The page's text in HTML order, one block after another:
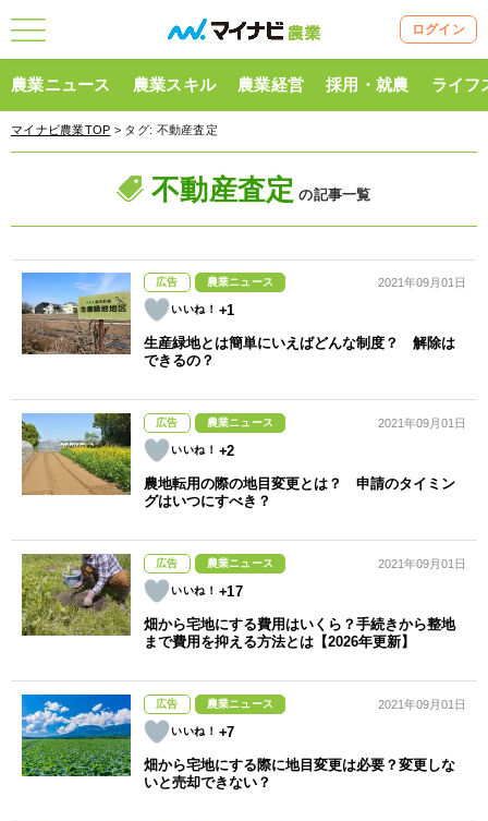
ログイン
農業ニュース 農業スキル 農業経営 採用・就農 ライフ
マイナビ農業TOP > タグ: 不動産査定
不動産査定 の記事一覧
広告 農業ニュース
+1
2021年09月01日
生産緑地とは簡単にいえばどんな制度？ 解除は
できるの？
広告 農業ニュース
+2
2021年09月01日
農地転用の際の地目変更とは？ 申請のタイミン
グはいつにすべき？
広告 農業ニュース
+17
2021年09月01日
畑から宅地にする費用はいくら？手続きから整地
まで費用を抑える方法とは【2026年更新】
広告 農業ニュース
+7
2021年09月01日
畑から宅地にする際に地目変更は必要？変更しな
いと売却できない？